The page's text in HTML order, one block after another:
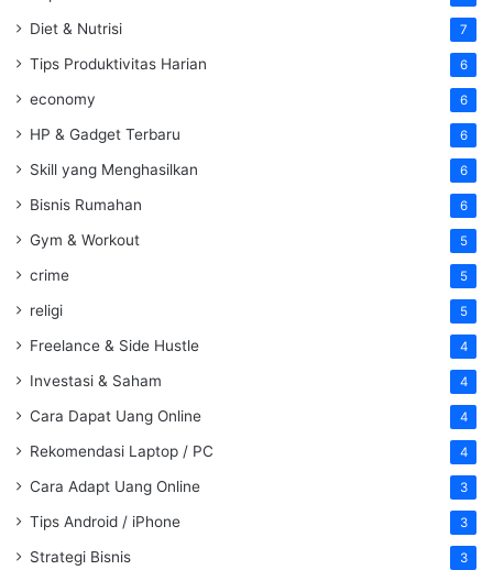
Diet & Nutrisi 7
Tips Produktivitas Harian 6
economy 6
HP & Gadget Terbaru 6
Skill yang Menghasilkan 6
Bisnis Rumahan 6
Gym & Workout 5
crime 5
religi 5
Freelance & Side Hustle 4
Investasi & Saham 4
Cara Dapat Uang Online 4
Rekomendasi Laptop / PC 4
Cara Adapt Uang Online 3
Tips Android / iPhone 3
Strategi Bisnis 3